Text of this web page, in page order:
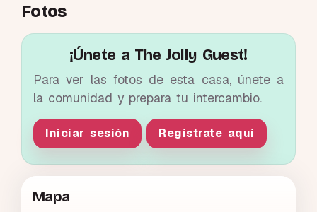
Fotos
¡Únete a The Jolly Guest!
Para ver las fotos de esta casa, únete a
la comunidad y prepara tu intercambio.
Iniciar sesión Regístrate aquí
Mapa